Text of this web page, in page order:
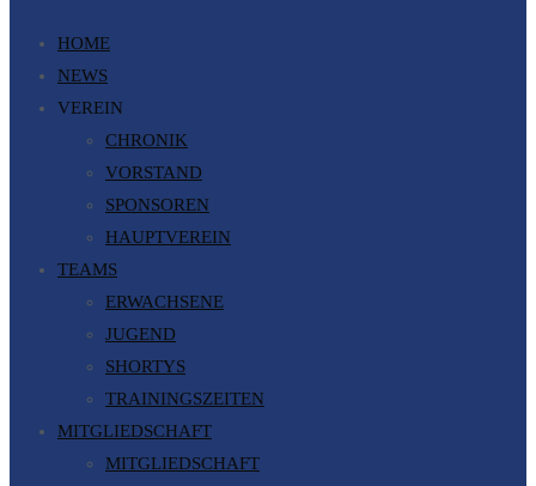
HOME
NEWS
VEREIN
CHRONIK
VORSTAND
SPONSOREN
HAUPTVEREIN
TEAMS
ERWACHSENE
JUGEND
SHORTYS
TRAININGSZEITEN
MITGLIEDSCHAFT
MITGLIEDSCHAFT